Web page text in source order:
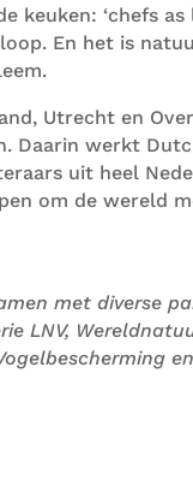
keuken: ‘chefs as
En het is
Utrecht en
Daarin werkt
uit heel
om de wereld
met diverse
LNV,